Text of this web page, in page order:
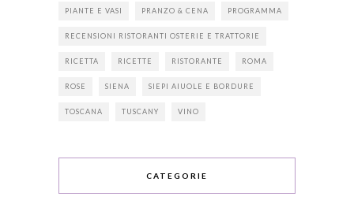
PIANTE E VASI PRANZO & CENA PROGRAMMA
RECENSIONI RISTORANTI OSTERIE E TRATTORIE
RICETTA RICETTE RISTORANTE ROMA
ROSE SIENA SIEPI AIUOLE E BORDURE
TOSCANA TUSCANY VINO
CATEGORIE